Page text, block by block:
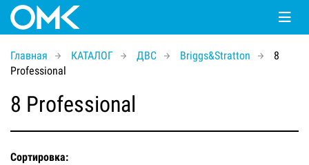
Главная КАТАЛОГ ДВС Briggs&Stratton
8
Professional
8 Professional
Сортировка: